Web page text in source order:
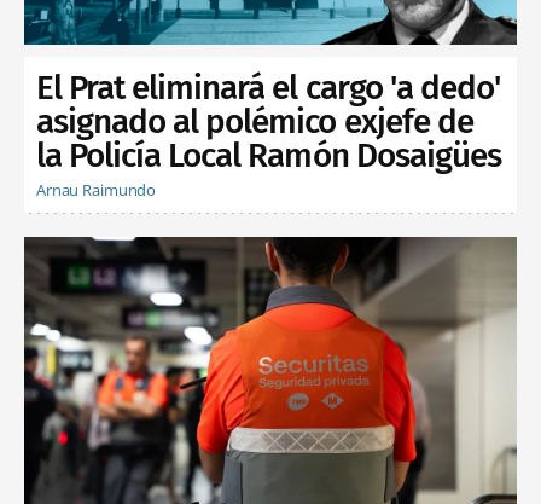
El Prat eliminará el cargo 'a dedo'
asignado al polémico exjefe de
la Policía Local Ramón Dosaigües
Arnau Raimundo